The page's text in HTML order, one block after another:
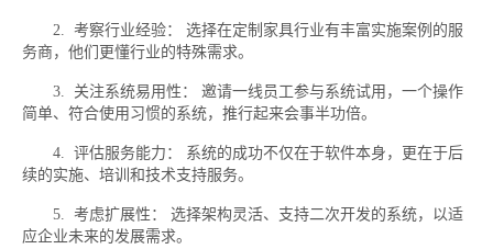
2. 考察行业经验： 选择在定制家具行业有丰富实施案例的服
务商，他们更懂行业的特殊需求。
3. 关注系统易用性： 邀请一线员工参与系统试用，一个操作
简单、符合使用习惯的系统，推行起来会事半功倍。
4. 评估服务能力： 系统的成功不仅在于软件本身，更在于后
续的实施、培训和技术支持服务。
5. 考虑扩展性： 选择架构灵活、支持二次开发的系统，以适
应企业未来的发展需求。